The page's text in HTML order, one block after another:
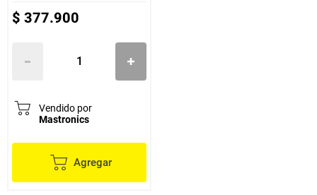
$ 377.900
Vendido por
Mastronics
Agregar